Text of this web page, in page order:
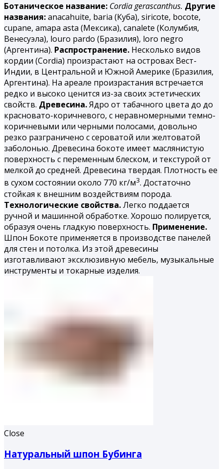
Ботаническое название: Cordia gerascanthus. Другие
названия:аnacahuite, baria (Куба), siricote, bocote,
cupane, amapa asta (Мексика), canalete (Колумбия,
Венесуэла), louro pardo (Бразилия), loro negro
(Аргентина). Распространение. Несколько видов
кордии (Cordia) произрастают на островах Вест-
Индии, в Центральной и Южной Америке (Бразилия,
Аргентина). На ареале произрастания встречается
редко и высоко ценится из-за своих эстетических
свойств. Древесина.Ядро от табачного цвета до до
красновато-коричневого, с неравномерными темно-
коричневыми или черными полосами, довольно
резко разграничено с сероватой или желтоватой
заболонью. Древесина бокоте имеет маслянистую
поверхность с переменным блеском, и текстурой от
мелкой до средней. Древесина твердая. Плотность ее
в сухом состоянии около 770 кг/м3. Достаточно
стойкая к внешним воздействиям порода.
Технологические свойства.Легко поддается
ручной и машинной обработке. Хорошо полируется,
образуя очень гладкую поверхность. Применение.
Шпон Бокоте применяется в производстве панелей
для стен и потолка. Из этой древесины
изготавливают эксклюзивную мебель, музыкальные
инструменты и токарные изделия.
Close
Натуральный шпон Бубинга